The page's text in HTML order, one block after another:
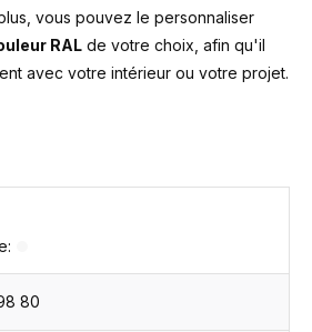
vous pouvez le personnaliser
RAL de votre choix, afin qu'il
avec votre intérieur ou votre projet.
80